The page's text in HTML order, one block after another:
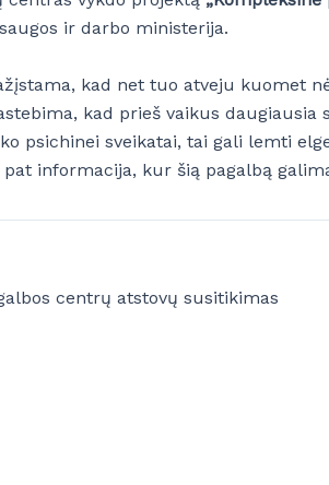
ir darbo ministerija.
kad net tuo atveju kuomet
kad prieš vaikus
psichinei sveikatai, tai gali lemti
informacija, kur šią pagalbą
centrų atstovų susitikimas